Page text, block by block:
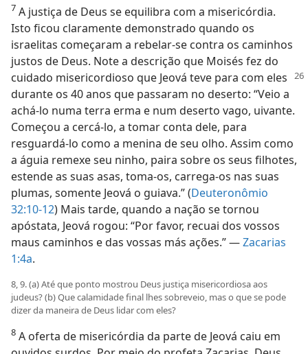
7 A justiça de Deus se equilibra com a misericórdia.
Isto ficou claramente demonstrado quando os
israelitas começaram a rebelar-se contra os caminhos
justos de Deus. Note a descrição que Moisés fez do
cuidado misericordioso que Jeová teve para com eles
durante os 40 anos que passaram no deserto: “Veio a
achá-lo numa terra erma e num deserto vago, uivante.
Começou a cercá-lo, a tomar conta dele, para
resguardá-lo como a menina de seu olho. Assim como
a águia remexe seu ninho, paira sobre os seus filhotes,
estende as suas asas, toma-os, carrega-os nas suas
plumas, somente Jeová o guiava.” (Deuteronômio
32:10-12) Mais tarde, quando a nação se tornou
apóstata, Jeová rogou: “Por favor, recuai dos vossos
maus caminhos e das vossas más ações.” —Zacarias
1:4a.
8, 9. (a) Até que ponto mostrou Deus justiça misericordiosa aos
judeus? (b) Que calamidade final lhes sobreveio, mas o que se pode
dizer da maneira de Deus lidar com eles?
8 A oferta de misericórdia da parte de Jeová caiu em